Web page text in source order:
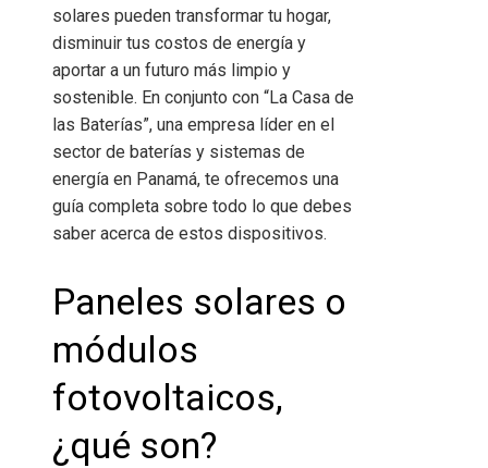
solares pueden transformar tu hogar,
disminuir tus costos de energía y
aportar a un futuro más limpio y
sostenible. En conjunto con “La Casa de
las Baterías”, una empresa líder en el
sector de baterías y sistemas de
energía en Panamá, te ofrecemos una
guía completa sobre todo lo que debes
saber acerca de estos dispositivos.
Paneles solares o
módulos
fotovoltaicos,
¿qué son?